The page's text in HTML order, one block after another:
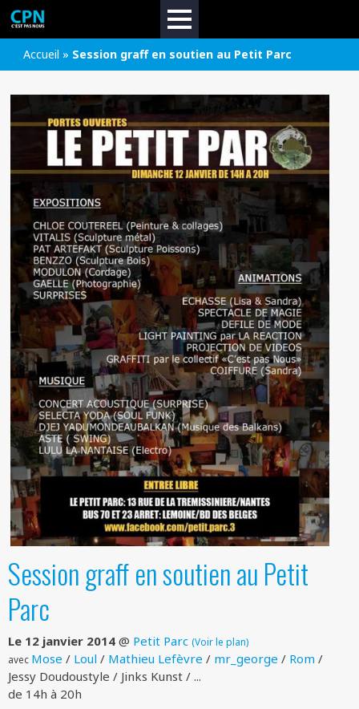
Accueil » Session graff en soutien au Petit Parc
Session graff en soutien au Petit
Parc
Le 12 janvier 2014 @ Petit Parc (Voir le plan)
avec Mose / Loul / Mathieu Lefèvre / mr_george / Rom /
Jessy Doudoustyle / Jinks Kunst / ...
de 14h à 20h